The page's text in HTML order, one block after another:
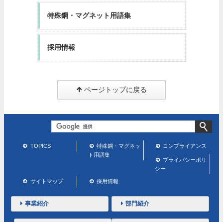
特殊鋼・マグネット用語集
採用情報
ページトップに戻る
TOPICS
特殊鋼・マグネッ
ト用語集
コンプライアンス
プライバシーポリ
シー
サイトマップ 採用情報
事業紹介 部門紹介